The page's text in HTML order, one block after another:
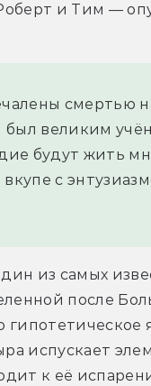
и Тим —
смертью
был великим
будут жить
вкупе с
из самых
после
испускает
к её